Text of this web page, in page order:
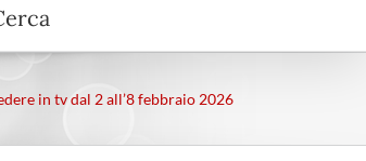
in tv dal 2 all’8 febbraio 2026